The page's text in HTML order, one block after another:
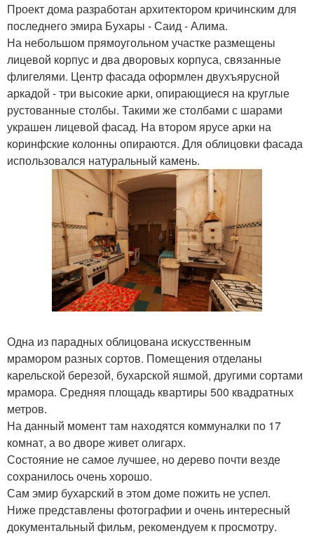
Проект дома разработан архитектором кричинским для
последнего эмира Бухары - Саид - Алима.
На небольшом прямоугольном участке размещены
лицевой корпус и два дворовых корпуса, связанные
флигелями. Центр фасада оформлен двухъярусной
аркадой - три высокие арки, опирающиеся на круглые
рустованные столбы. Такими же столбами с шарами
украшен лицевой фасад. На втором ярусе арки на
коринфские колонны опираются. Для облицовки фасада
использовался натуральный камень.
Одна из парадных облицована искусственным
мрамором разных сортов. Помещения отделаны
карельской березой, бухарской яшмой, другими сортами
мрамора. Средняя площадь квартиры 500 квадратных
метров.
На данный момент там находятся коммуналки по 17
комнат, а во дворе живет олигарх.
Состояние не самое лучшее, но дерево почти везде
сохранилось очень хорошо.
Сам эмир бухарский в этом доме пожить не успел.
Ниже представлены фотографии и очень интересный
документальный фильм, рекомендуем к просмотру.